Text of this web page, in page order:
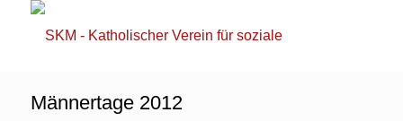
Männertage 2012